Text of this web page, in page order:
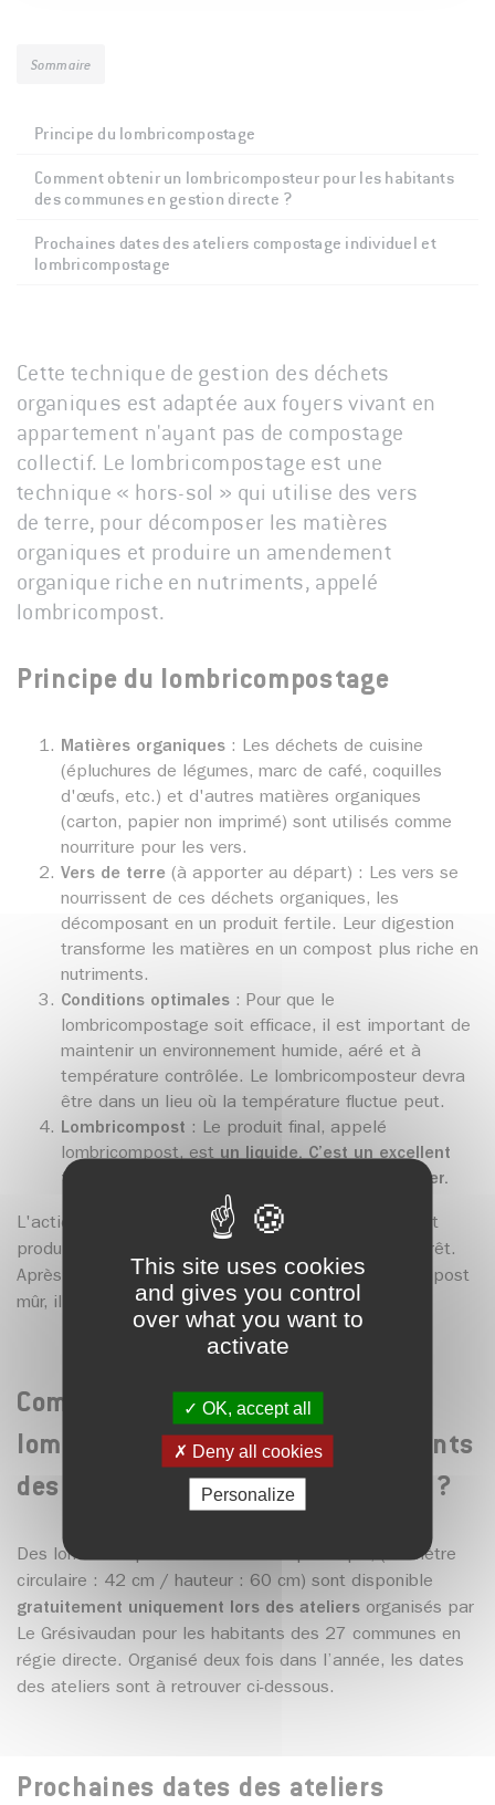
This site uses cookies
and gives you control
over what you want to
activate
OK, accept all
Deny all cookies
Personalize
Cette technique de gestion des déchets
organiques est adaptée aux foyers vivant en
appartement n'ayant pas de compostage
collectif. Le lombricompostage est une
technique « hors-sol » qui utilise des vers
de terre, pour décomposer les matières
organiques et produire un amendement
organique riche en nutriments, appelé
lombricompost.
Sommaire
Principe du lombricompostage
Comment obtenir un lombricomposteur pour les habitants
des communes en gestion directe ?
Prochaines dates des ateliers compostage individuel et
lombricompostage
Principe du lombricompostage
Matières organiques : Les déchets de cuisine
(épluchures de légumes, marc de café, coquilles
d'œufs, etc.) et d'autres matières organiques
(carton, papier non imprimé) sont utilisés comme
nourriture pour les vers.
Vers de terre (à apporter au départ) : Les vers se
nourrissent de ces déchets organiques, les
décomposant en un produit fertile. Leur digestion
transforme les matières en un compost plus riche en
nutriments.
Conditions optimales : Pour que le
lombricompostage soit efficace, il est important de
maintenir un environnement humide, aéré et à
température contrôlée. Le lombricomposteur devra
être dans un lieu où la température fluctue peut.
Lombricompost : Le produit final, appelé
lombricompost, estun liquide. C’est un excellent
fertiliseur à diluer 10 fois pour pouvoir l'utiliser.
L'action des vers transforme les déchets en compost
produisant une odeur équivalente au sous-bois en forêt.
Après 4 à 6 mois vous pourrez récolter le lombricompost
mûr, il pourra être récolté tout au long de l'année.
Comment obtenir un
lombricomposteur pour les habitants
des communes en gestion directe ?
Des lombricomposteurs de 40L en plastique, (diamètre
circulaire : 42 cm / hauteur : 60 cm) sont disponible
gratuitement uniquement lors des ateliers organisés par
Le Grésivaudan pour les habitants des 27 communes en
régie directe. Organisé deux fois dans l’année, les dates
des ateliers sont à retrouver ci-dessous.
Prochaines dates des ateliers